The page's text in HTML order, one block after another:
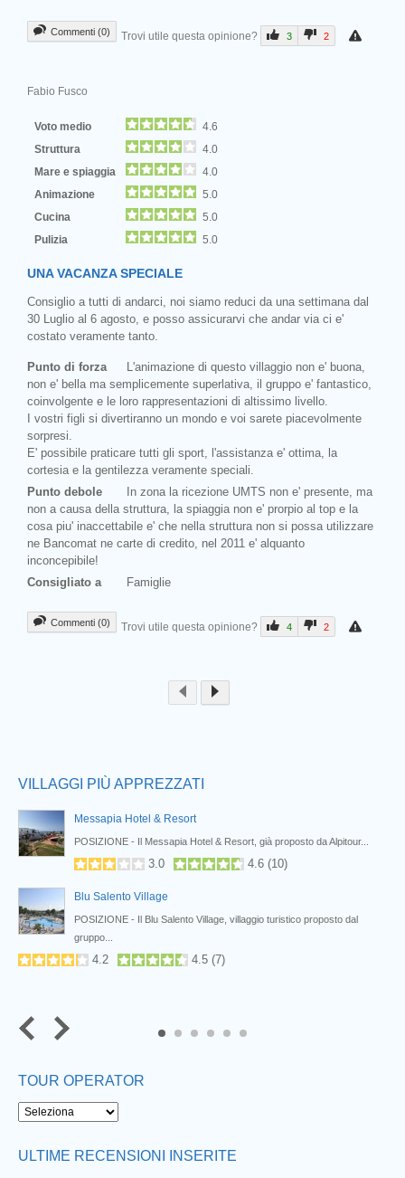
Commenti (0) Trovi utile questa opinione? 3 2
Fabio Fusco
Voto medio
4.6
Struttura
4.0
Mare e spiaggia
4.0
Animazione
5.0
Cucina
5.0
Pulizia
5.0
UNA VACANZA SPECIALE
Consiglio a tutti di andarci, noi siamo reduci da una settimana dal
30 Luglio al 6 agosto, e posso assicurarvi che andar via ci e'
costato veramente tanto.
Punto di forza
L'animazione di questo villaggio non e' buona,
non e' bella ma semplicemente superlativa, il gruppo e' fantastico,
coinvolgente e le loro rappresentazioni di altissimo livello.
I vostri figli si divertiranno un mondo e voi sarete piacevolmente
sorpresi.
E' possibile praticare tutti gli sport, l'assistanza e' ottima, la
cortesia e la gentilezza veramente speciali.
Punto debole
In zona la ricezione UMTS non e' presente, ma
non a causa della struttura, la spiaggia non e' prorpio al top e la
cosa piu' inaccettabile e' che nella struttura non si possa utilizzare
ne Bancomat ne carte di credito, nel 2011 e' alquanto
inconcepibile!
Consigliato a
Famiglie
Commenti (0) Trovi utile questa opinione? 4 2
VILLAGGI PIÙ APPREZZATI
Messapia Hotel & Resort
POSIZIONE - Il Messapia Hotel & Resort, già proposto da Alpitour...
3.0 4.6 (10)
Blu Salento Village
POSIZIONE - Il Blu Salento Village, villaggio turistico proposto dal
gruppo...
4.2 4.5 (7)
TOUR OPERATOR
ULTIME RECENSIONI INSERITE